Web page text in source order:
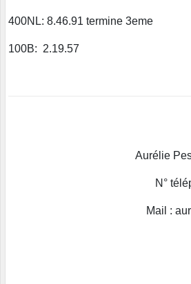
400NL: 8.46.91 termine 3eme
100B: 2.19.57
Aurélie
N°
Mail :